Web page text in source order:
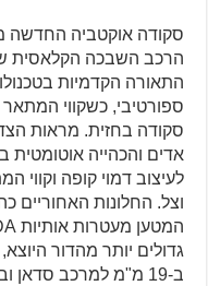
סקודה אוקטביה החדשה
הרכב השבכה הקלאסית של
ספורטיבי, כשקווי המתאר
סקודה בחזית. מראות הצד
אדים והכהייה אוטומטית
לעיצוב דמוי קופה וקווי
וצל. החלונות האחוריים